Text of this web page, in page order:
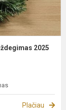
2025
Plačiau